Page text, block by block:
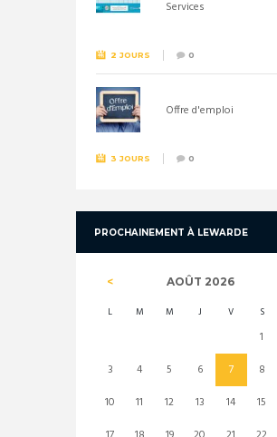
Services
2 JOURS 0
Offre d'emploi
3 JOURS 0
PROCHAINEMENT À LEWARDE
AOÛT 2026
L M M J V S
1
3
4 5 6 7 8
10
11 12 13 14 15